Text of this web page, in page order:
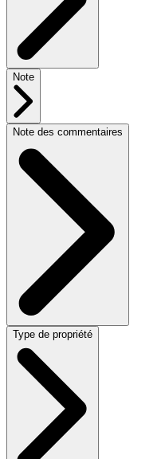
Note
Note des commentaires
Type de propriété